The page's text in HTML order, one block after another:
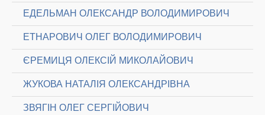
ЕДЕЛЬМАН ОЛЕКСАНДР ВОЛОДИМИРОВИЧ
ЕТНАРОВИЧ ОЛЕГ ВОЛОДИМИРОВИЧ
ЄРЕМИЦЯ ОЛЕКСІЙ МИКОЛАЙОВИЧ
ЖУКОВА НАТАЛІЯ ОЛЕКСАНДРІВНА
ЗВЯГІН ОЛЕГ СЕРГІЙОВИЧ